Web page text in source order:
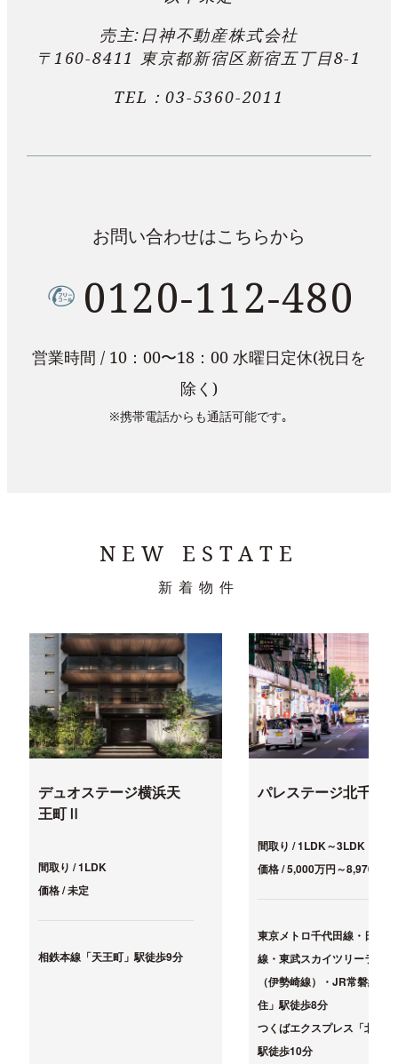
売主:日神不動産株式会社
〒160-8411 東京都新宿区新宿五丁目8-1
TEL：03-5360-2011
お問い合わせはこちらから
0120-112-480
営業時間 / 10：00〜18：00 水曜日定休(祝日を
除く)
※携帯電話からも通話可能です｡
NEW ESTATE
新着物件
デュオステージ横浜天
王町Ⅱ
間取り / 1LDK
価格 / 未定
相鉄本線「天王町」駅徒歩9分
パレステージ北千住
間取り / 1LDK～3LDK
価格 / 5,000万円～8,970万円
東京メトロ千代田線・日比谷
線・東武スカイツリーライン
（伊勢崎線）・JR常磐線「
住」駅徒歩8分
つくばエクスプレス「北千
駅徒歩10分